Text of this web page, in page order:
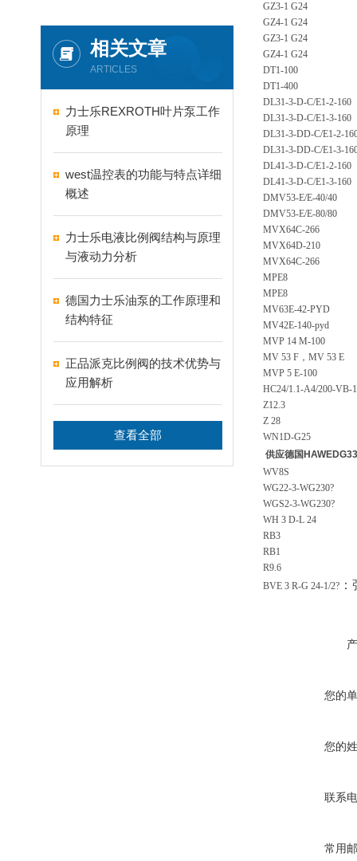
相关文章
ARTICLES
力士乐REXROTH叶片泵工作
原理
west温控表的功能与特点详细
概述
力士乐电液比例阀结构与原理
与液动力分析
德国力士乐油泵的工作原理和
结构特征
正品派克比例阀的技术优势与
应用解析
查看全部
GZ3-1 G24
GZ4-1 G24
GZ3-1 G24
GZ4-1 G24
DT1-100
DT1-400
DL31-3-D-C/E1-2-160
DL31-3-D-C/E1-3-160
DL31-3-DD-C/E1-2-
DL31-3-DD-C/E1-3-
DL41-3-D-C/E1-2-160
DL41-3-D-C/E1-3-160
DMV53-E/E-40/40
DMV53-E/E-80/80
MVX64C-266
MVX64D-210
MVX64C-266
MPE8
MPE8
MV63E-42-PYD
MV42E-140-pyd
MVP 14 M-100
MV 53 F，MV 53 E
MVP 5 E-100
HC24/1.1-A4/200-VB-
Z12.3
Z 28
WN1D-G25
供应德国
WV8S
WG22-3-WG230?
WGS2-3-WG230?
WH 3 D-L 24
RB3
RB1
R9.6
BVE 3 R-G 24-1/2?
您的
您的
联系
常用